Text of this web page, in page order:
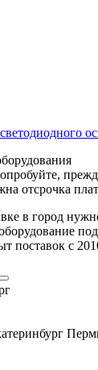
отсрочка
в город
поставок с